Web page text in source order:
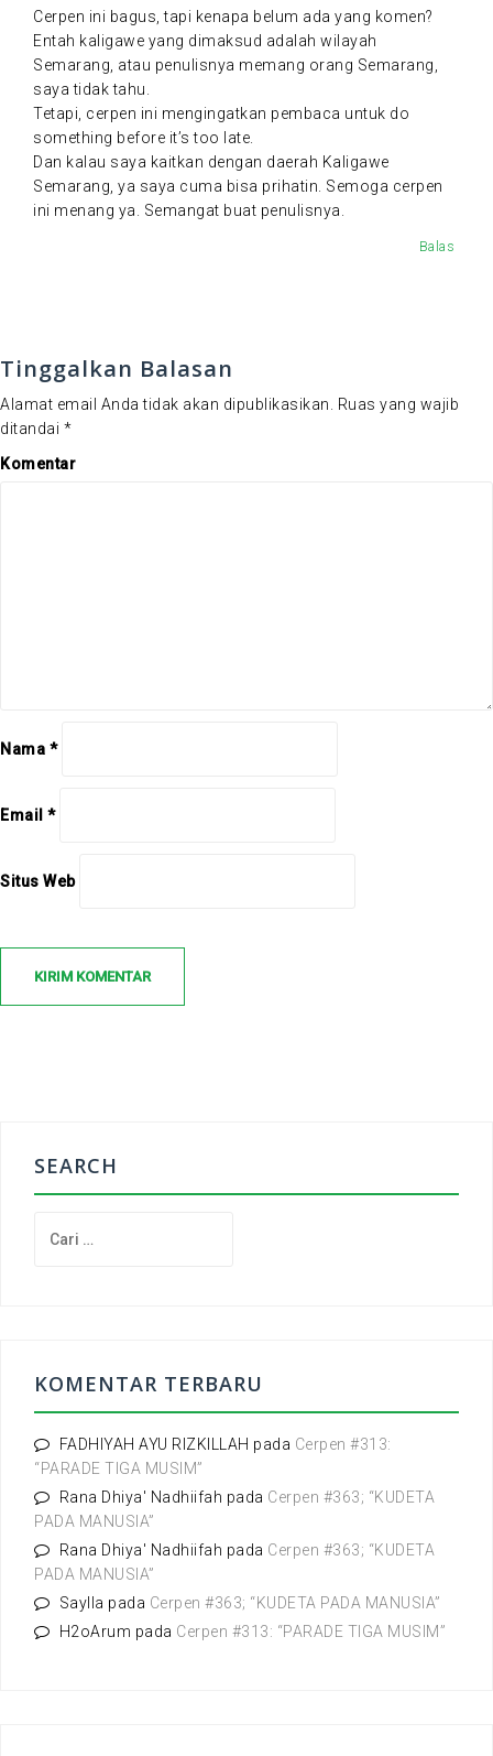
Cerpen ini bagus, tapi kenapa belum ada yang komen?
Entah kaligawe yang dimaksud adalah wilayah
Semarang, atau penulisnya memang orang Semarang,
saya tidak tahu.
Tetapi, cerpen ini mengingatkan pembaca untuk do
something before it’s too late.
Dan kalau saya kaitkan dengan daerah Kaligawe
Semarang, ya saya cuma bisa prihatin. Semoga cerpen
ini menang ya. Semangat buat penulisnya.
Balas
Tinggalkan Balasan
Alamat email Anda tidak akan dipublikasikan.
Ruas yang wajib
ditandai *
Komentar
Nama *
Email *
Situs Web
SEARCH
u
k
:
KOMENTAR TERBARU
FADHIYAH AYU RIZKILLAH pada Cerpen #313:
“PARADE TIGA MUSIM”
Rana Dhiya' Nadhiifah pada Cerpen #363; “KUDETA
PADA MANUSIA”
Rana Dhiya' Nadhiifah pada Cerpen #363; “KUDETA
PADA MANUSIA”
Saylla pada Cerpen #363; “KUDETA PADA MANUSIA”
H2oArum pada Cerpen #313: “PARADE TIGA MUSIM”